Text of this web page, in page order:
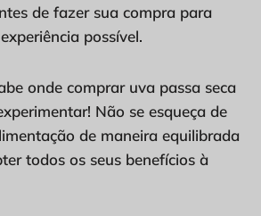
de fazer sua compra para
possível.
onde comprar uva passa seca
Não se esqueça de
de maneira equilibrada
todos os seus benefícios à